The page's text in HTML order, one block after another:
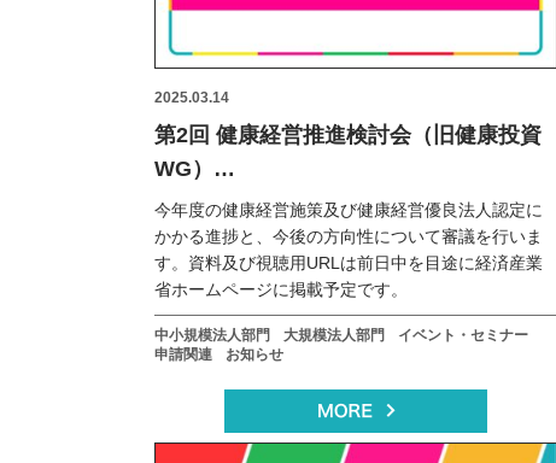
2025.03.14
第2回 健康経営推進検討会（旧健康投資
WG）
3/18（火）13時～ ※当日のみYoutube
視聴可
今年度の健康経営施策及び健康経営優良法人認定に
かかる進捗と、今後の方向性について審議を行いま
す。資料及び視聴用URLは前日中を目途に経済産業
省ホームページに掲載予定です。
中小規模法人部門 大規模法人部門
イベント・セミナー
申請関連
お知らせ